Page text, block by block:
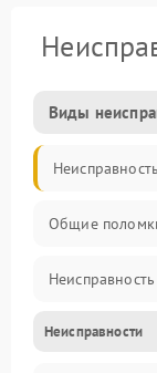
Виды
Общие
Неисправности